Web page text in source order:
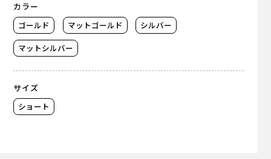
カラー
ゴールド マットゴールド シルバー
マットシルバー
サイズ
ショート